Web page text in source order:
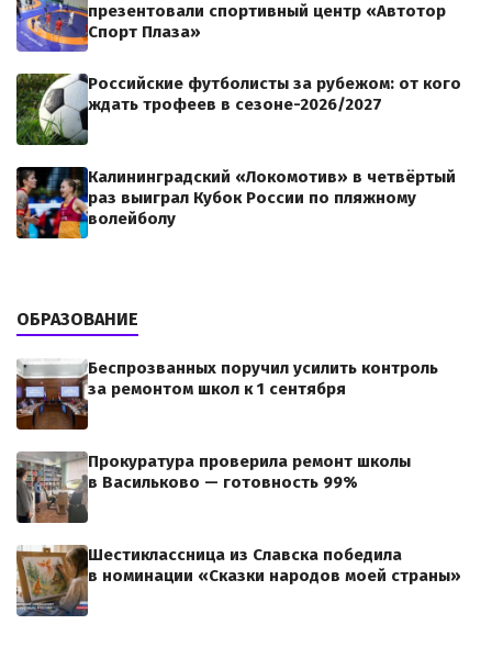
презентовали спортивный центр «Автотор
Спорт Плаза»
Российские футболисты за рубежом: от кого
ждать трофеев в сезоне-2026/2027
Калининградский «Локомотив» в четвёртый
раз выиграл Кубок России по пляжному
волейболу
ОБРАЗОВАНИЕ
Беспрозванных поручил усилить контроль
за ремонтом школ к 1 сентября
Прокуратура проверила ремонт школы
в Васильково — готовность 99%
Шестиклассница из Славска победила
в номинации «Сказки народов моей страны»